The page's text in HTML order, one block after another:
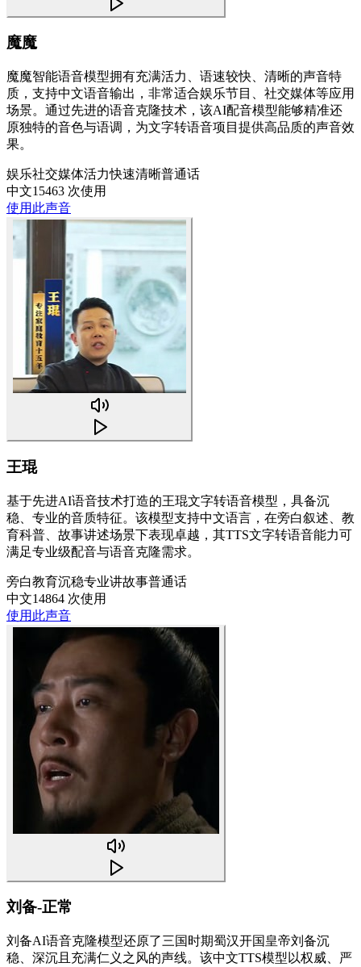
魔魔
魔魔智能语音模型拥有充满活力、语速较快、清晰的声音特
质，支持中文语音输出，非常适合娱乐节目、社交媒体等应用
场景。通过先进的语音克隆技术，该AI配音模型能够精准还
原独特的音色与语调，为文字转语音项目提供高品质的声音效
果。
娱乐社交媒体活力快速清晰普通话
中文15463 次使用
使用此声音
王琨
基于先进AI语音技术打造的王琨文字转语音模型，具备沉
稳、专业的音质特征。该模型支持中文语言，在旁白叙述、教
育科普、故事讲述场景下表现卓越，其TTS文字转语音能力可
满足专业级配音与语音克隆需求。
旁白教育沉稳专业讲故事普通话
中文14864 次使用
使用此声音
刘备-正常
刘备AI语音克隆模型还原了三国时期蜀汉开国皇帝刘备沉
稳、深沉且充满仁义之风的声线。该中文TTS模型以权威、严